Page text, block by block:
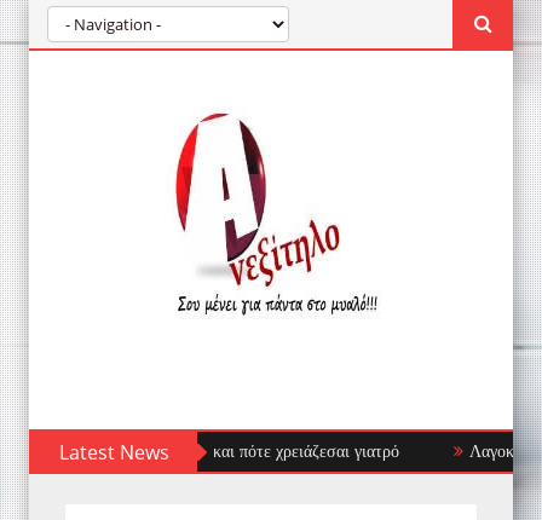
Latest News
τι να αποφύγεις και πότε χρειάζεσαι γιατρό Λαγοκέφαλος: